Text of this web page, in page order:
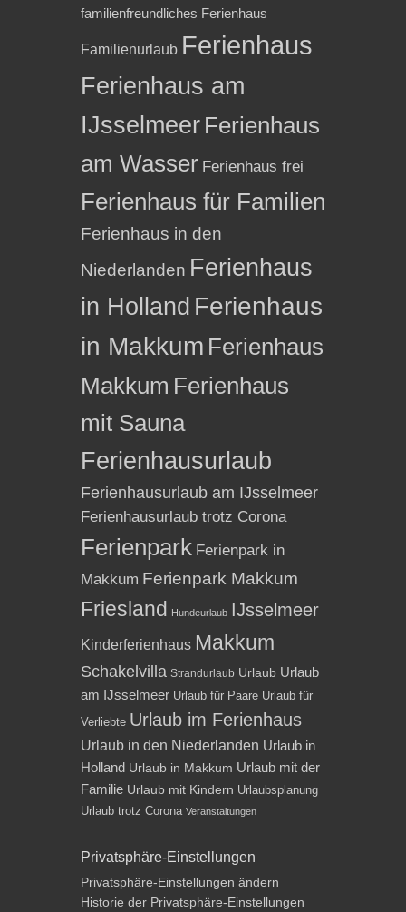
familienfreundliches Ferienhaus
Familienurlaub Ferienhaus
Ferienhaus am
IJsselmeer Ferienhaus
am Wasser Ferienhaus frei
Ferienhaus für Familien
Ferienhaus in den
Niederlanden Ferienhaus
in Holland Ferienhaus
in Makkum Ferienhaus
Makkum Ferienhaus
mit Sauna
Ferienhausurlaub
Ferienhausurlaub am IJsselmeer
Ferienhausurlaub trotz Corona
Ferienpark Ferienpark in
Makkum Ferienpark Makkum
Friesland Hundeurlaub IJsselmeer
Kinderferienhaus Makkum
Schakelvilla Strandurlaub Urlaub Urlaub
am IJsselmeer Urlaub für Paare Urlaub für
Verliebte Urlaub im Ferienhaus
Urlaub in den Niederlanden Urlaub in
Holland Urlaub in Makkum Urlaub mit der
Familie Urlaub mit Kindern Urlaubsplanung
Urlaub trotz Corona Veranstaltungen
Privatsphäre-Einstellungen
Privatsphäre-Einstellungen ändern
Historie der Privatsphäre-Einstellungen